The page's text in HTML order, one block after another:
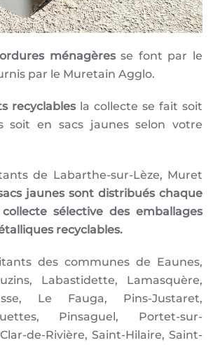
ménagèresse font par le
par le Muretain Agglo.
recyclables la collecte se fait soit
soit en sacs jaunes selon votre
de Labarthe-sur-Lèze, Muret
jaunes sont distribués chaque
sélective des emballages
recyclables.
des communes de Eaunes,
Labastidette, Lamasquère,
Le Fauga, Pins-Justaret,
Pinsaguel, Portet-sur-
de-Rivière, Saint-Hilaire, Saint-